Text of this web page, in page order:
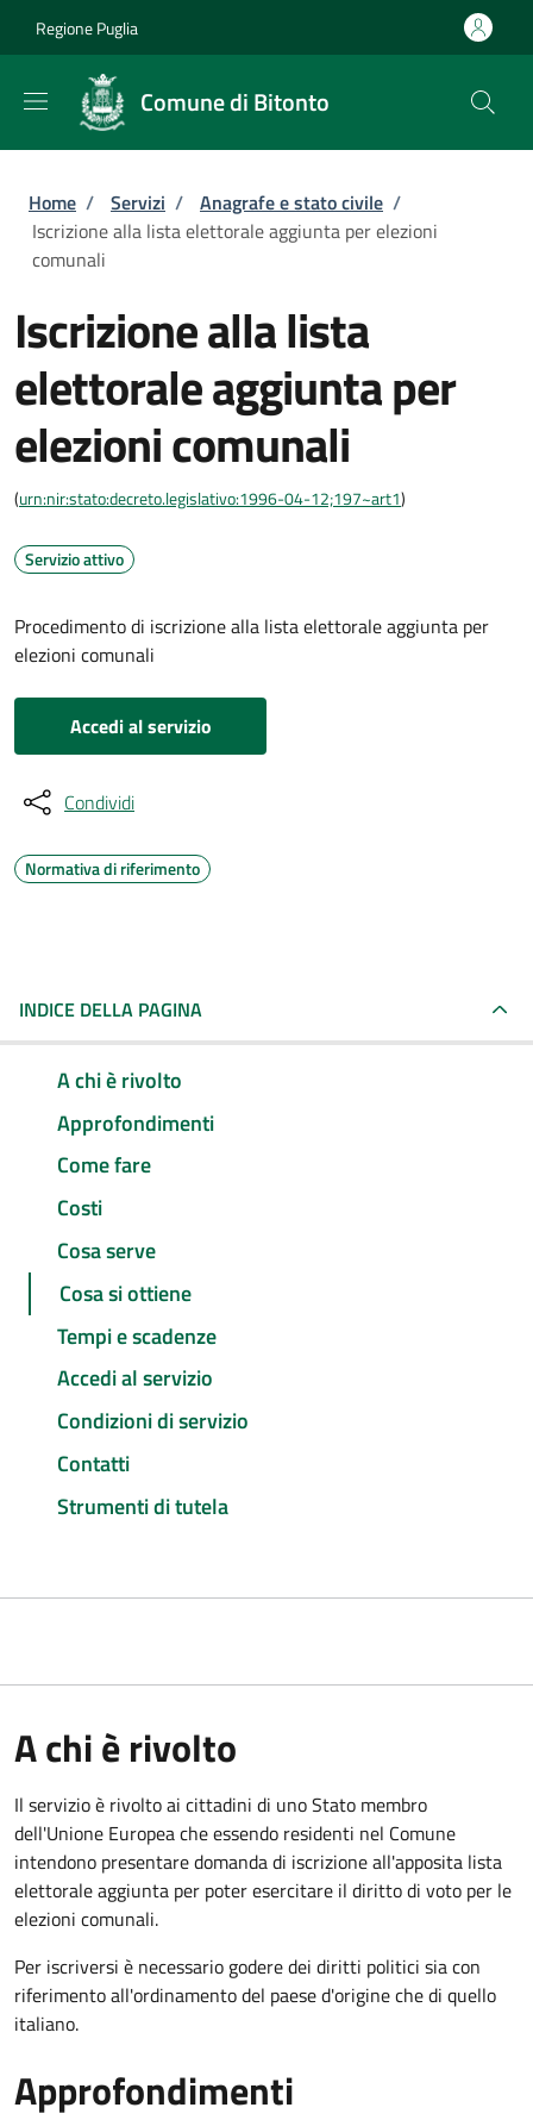
Regione Puglia
Comune di Bitonto
Briciole di pane
Home / Servizi / Anagrafe e stato civile /
Iscrizione alla lista elettorale aggiunta per elezioni
comunali
Iscrizione alla lista
elettorale aggiunta per
elezioni comunali
(urn:nir:stato:decreto.legislativo:1996-04-12;197~art1)
Servizio attivo
Procedimento di iscrizione alla lista elettorale aggiunta per
elezioni comunali
Accedi al servizio
Condividi
Normativa di riferimento
INDICE DELLA PAGINA
A chi è rivolto
Approfondimenti
Come fare
Costi
Cosa serve
Cosa si ottiene
Tempi e scadenze
Accedi al servizio
Condizioni di servizio
Contatti
Strumenti di tutela
A chi è rivolto
Il servizio è rivolto ai cittadini di uno Stato membro
dell'Unione Europea che essendo residenti nel Comune
intendono presentare domanda di iscrizione all'apposita lista
elettorale aggiunta per poter esercitare il diritto di voto per le
elezioni comunali.
Per iscriversi è necessario godere dei diritti politici sia con
riferimento all'ordinamento del paese d'origine che di quello
italiano.
Approfondimenti